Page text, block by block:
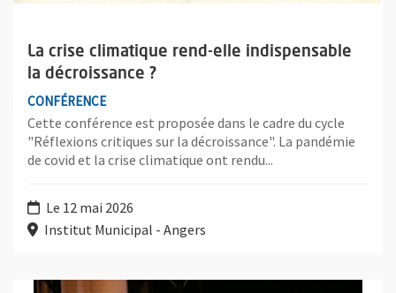
La crise climatique rend-elle indispensable
la décroissance ?
CONFÉRENCE
Cette conférence est proposée dans le cadre du cycle
"Réflexions critiques sur la décroissance". La pandémie
de covid et la crise climatique ont rendu...
Le 12 mai 2026
Institut Municipal - Angers
Plus d'information sur l'évènement : Les Heures Musicales